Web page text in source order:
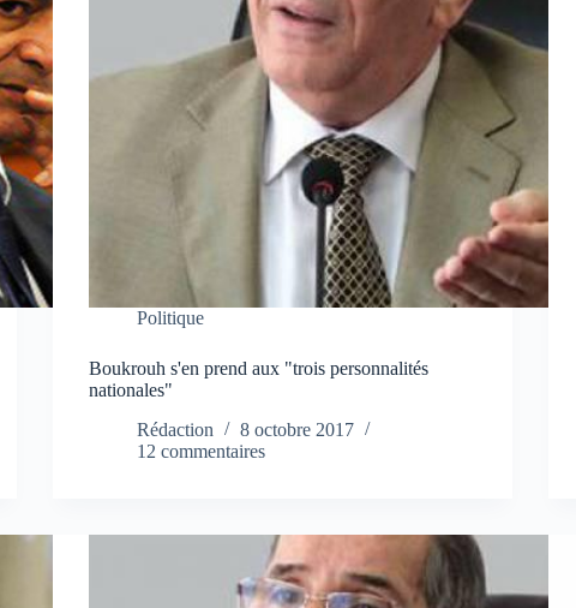
Politique
Boukrouh s'en prend aux "trois personnalités
nationales"
Rédaction
8 octobre 2017
12 commentaires